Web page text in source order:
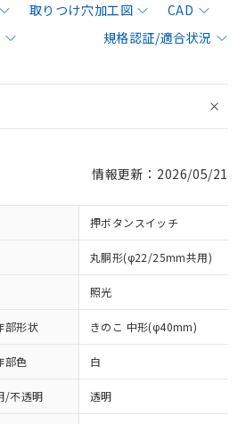
取りつけ穴加工図
CAD
規格認証/適合状況
情報更新：2026/05/21
押ボタンスイッチ
丸胴形(φ22/25mm共用)
照光
部形状 きのこ 中形(φ40mm)
部色 白
/不透明 透明